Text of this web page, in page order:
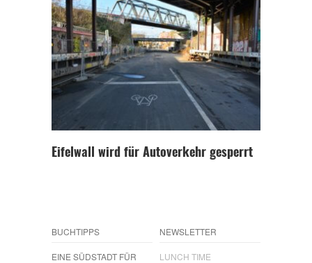
Eifelwall wird für Autoverkehr gesperrt
BUCHTIPPS
EINE SÜDSTADT FÜR
NEWSLETTER
LUNCH TIME